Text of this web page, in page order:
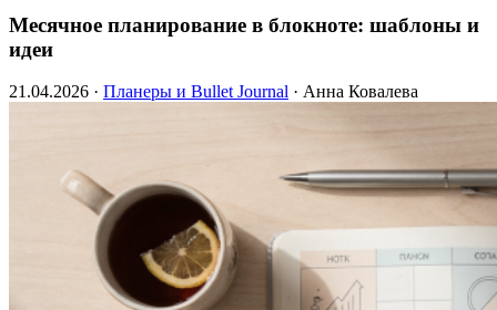
Месячное планирование в блокноте: шаблоны и
идеи
21.04.2026 · Планеры и Bullet Journal · Анна Ковалева